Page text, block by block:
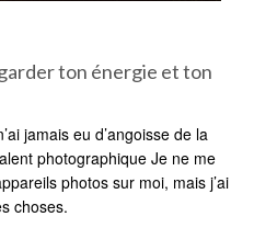
ton énergie et ton
jamais eu d’angoisse de la
photographique Je ne me
photos sur moi, mais j’ai
choses.